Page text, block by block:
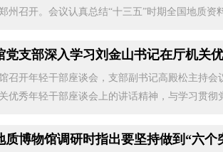
州召开。会议认真总结“十三五”时期全国地质
党支部深入学习刘金山书记在厅机关
召开年轻干部座谈会，支部副书记高殿松主持
优秀年轻干部座谈会上的讲话精神，与学习贯
质博物馆调研时指出要坚持做到“六个